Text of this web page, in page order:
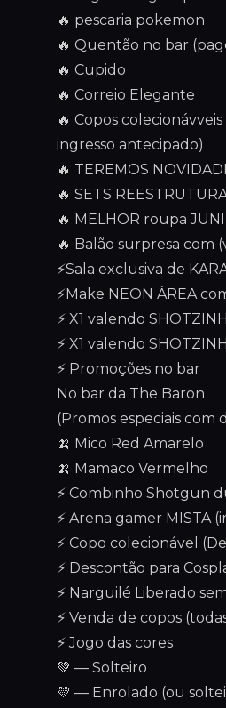
🔥 pescaria pokemon
🔥 Quentão no bar
🔥 Cupido
🔥 Correio Elegante
🔥 Copos
ingresso antecipado)
🔥 TEREMOS
🔥 SETS
🔥 MELHOR roupa
🔥 Balão surpresa com
⚡Sala exclusiva de
⚡Make NEON ÁREA
⚡ X1 valendo
⚡ X1 valendo
⚡ Promoções no bar
No bar da The Baron
(Promos especiais com
🍌 Mico Red Amarelo
🍌 Mamaco Vermelho
⚡ Combinho Shotgun
⚡ Arena gamer MISTA
⚡ Copo colecionável
⚡ Descontão para
⚡ Narguilé Liberado
⚡ Venda de copos
⚡ Jogo das cores
💚 — Solteiro
💛 — Enrolado (ou